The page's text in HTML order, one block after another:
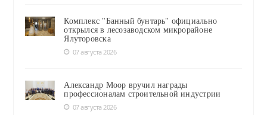
Комплекс "Банный бунтарь" официально
открылся в лесозаводском микрорайоне
Ялуторовска
07 августа 2026
Александр Моор вручил награды
профессионалам строительной индустрии
07 августа 2026